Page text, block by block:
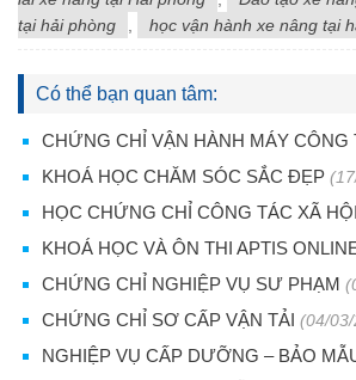
tại hải phòng
, học vận hành xe nâng tại
Có thể bạn quan tâm:
CHỨNG CHỈ VẬN HÀNH MÁY CÔNG
KHOÁ HỌC CHĂM SÓC SẮC ĐẸP
HỌC CHỨNG CHỈ CÔNG TÁC XÃ HỘI
KHOÁ HỌC VÀ ÔN THI APTIS
CHỨNG CHỈ NGHIỆP VỤ SƯ PHẠM
CHỨNG CHỈ SƠ CẤP VẬN TẢI (04/
NGHIỆP VỤ CẤP DƯỠNG – BẢO